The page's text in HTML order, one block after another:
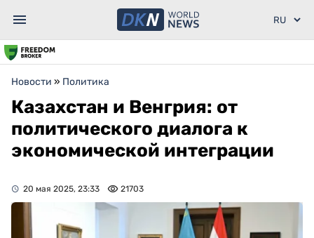
Новости » Политика
Казахстан и Венгрия: от
политического диалога к
экономической интеграции
20 мая 2025, 23:33 21703